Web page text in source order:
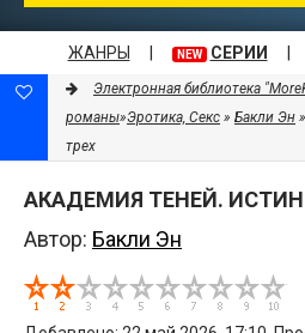
ЖАНРЫ NEW СЕРИИ
Электронная библиотека
романы»Эротика, Секс » Бакли Эн
трех
АКАДЕМИЯ ТЕНЕЙ.
Автор: Бакли Эн